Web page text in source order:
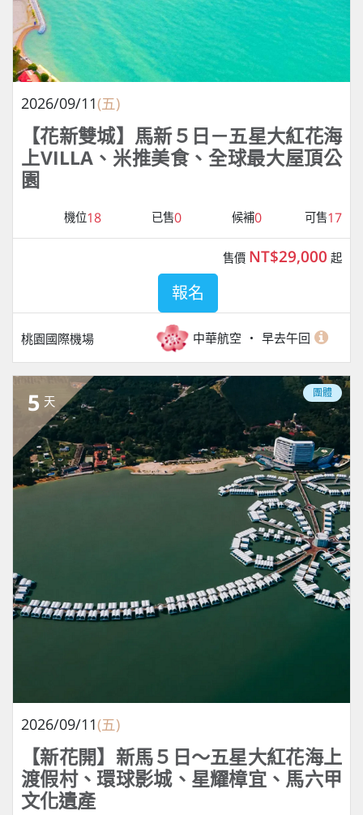
2026/09/11(五)
【花新雙城】馬新５日－五星大紅花海
上VILLA、米推美食、全球最大屋頂公
園
機位18 已售0 候補0 可售17
桃園國際機場 中華航空 早去午回
售價 NT$29,000 起
報名
5 天
團體
2026/09/11(五)
【新花開】新馬５日～五星大紅花海上
渡假村、環球影城、星耀樟宜、馬六甲
文化遺產